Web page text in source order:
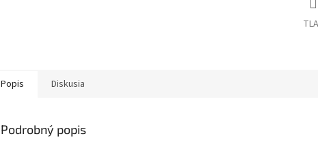
Popis Diskusia
Podrobný popis